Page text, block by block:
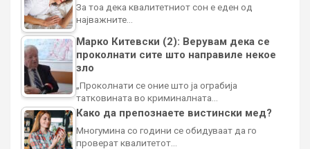
За тоа дека квалитетниот сон е еден од
најважните…
Марко Китевски (2): Верувам дека се
проколнати сите што направиле некое
зло
„Проколнати се оние што ја ограбија
татковината во криминалната…
Како да препознаете вистински мед?
Многумина со години се обидуваат да го
проверат квалитетот…